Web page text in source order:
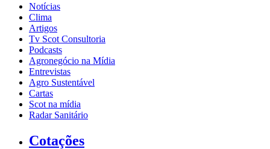
Notícias
Clima
Artigos
Tv Scot Consultoria
Podcasts
Agronegócio na Mídia
Entrevistas
Agro Sustentável
Cartas
Scot na mídia
Radar Sanitário
Cotações